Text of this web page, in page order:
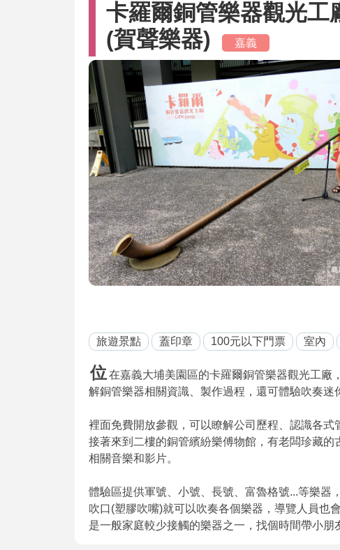
卡羅爾銅管樂器觀光
(賀聲樂器)
嘉義
旅遊景點 蓋印章 100元以下門票 室內
位 在嘉義大埔美園區的卡羅爾銅管樂器觀光工廠
解銅管樂器相關資識、製作過程，還可體驗吹奏迷
裡面免費開放參觀，可以瞭解公司歷程、認識各式
接著來到二樓的銅管繽紛樂傅物館，有老闆珍藏
相關音樂和影片。
體驗區提供軍號、小號、長號、富魯格號...等樂器
吹口(塑膠吹嘴)就可以吹奏各個樂器，導覽人員也
是一般家庭較少接觸的樂器之一，找個時間帶小朋